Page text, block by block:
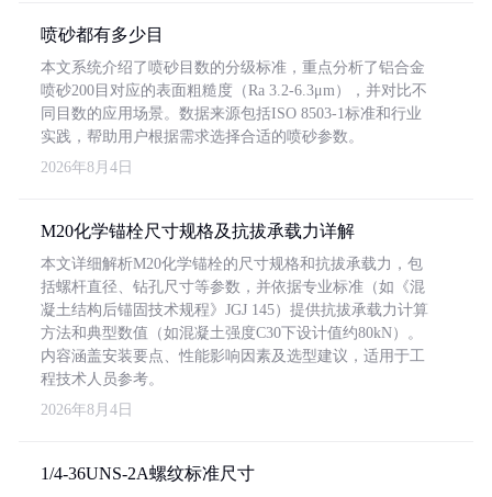
喷砂都有多少目
本文系统介绍了喷砂目数的分级标准，重点分析了铝合金
喷砂200目对应的表面粗糙度（Ra 3.2-6.3μm），并对比不
同目数的应用场景。数据来源包括ISO 8503-1标准和行业
实践，帮助用户根据需求选择合适的喷砂参数。
2026年8月4日
M20化学锚栓尺寸规格及抗拔承载力详解
本文详细解析M20化学锚栓的尺寸规格和抗拔承载力，包
括螺杆直径、钻孔尺寸等参数，并依据专业标准（如《混
凝土结构后锚固技术规程》JGJ 145）提供抗拔承载力计算
方法和典型数值（如混凝土强度C30下设计值约80kN）。
内容涵盖安装要点、性能影响因素及选型建议，适用于工
程技术人员参考。
2026年8月4日
1/4-36UNS-2A螺纹标准尺寸